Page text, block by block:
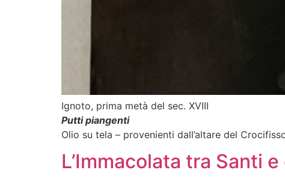
Ignoto, prima metà del sec. XVIII
Putti piangenti
Olio su tela – provenienti dall’altare del
L’Immacolata tra Santi